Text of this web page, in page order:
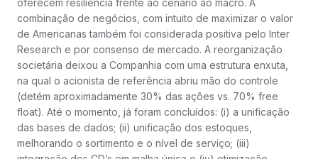
combinação de negócios, com intuito de maximizar o valor
de Americanas também foi considerada positiva pelo Inter
Research e por consenso de mercado. A reorganização
societária deixou a Companhia com uma estrutura enxuta,
na qual o acionista de referência abriu mão do controle
(detém aproximadamente 30% das ações vs. 70% free
float). Até o momento, já foram concluídos: (i) a unificação
das bases de dados; (ii) unificação dos estoques,
melhorando o sortimento e o nível de serviço; (iii)